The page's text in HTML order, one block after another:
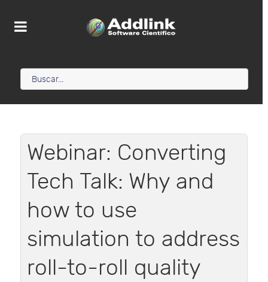
Webinar: Converting
Tech Talk: Why and
how to use
simulation to address
roll-to-roll quality